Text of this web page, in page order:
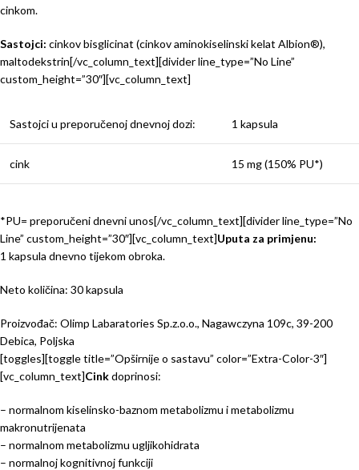
cinkom.
Sastojci: cinkov bisglicinat (cinkov aminokiselinski kelat Albion®),
maltodekstrin[/vc_column_text][divider line_type=”No Line”
custom_height=”30″][vc_column_text]
Sastojci u preporučenoj dnevnoj dozi: 1 kapsula
cink 15 mg (150% PU*)
*PU= preporučeni dnevni unos[/vc_column_text][divider line_type=”No
Line” custom_height=”30″][vc_column_text]Uputa za primjenu:
1 kapsula dnevno tijekom obroka.
Neto količina: 30 kapsula
Proizvođač: Olimp Labaratories Sp.z.o.o., Nagawczyna 109c, 39-200
Debica, Poljska
[toggles][toggle title=”Opširnije o sastavu” color=”Extra-Color-3″]
[vc_column_text]Cinkdoprinosi:
– normalnom kiselinsko-baznom metabolizmu i metabolizmu
makronutrijenata
– normalnom metabolizmu ugljikohidrata
– normalnoj kognitivnoj funkciji